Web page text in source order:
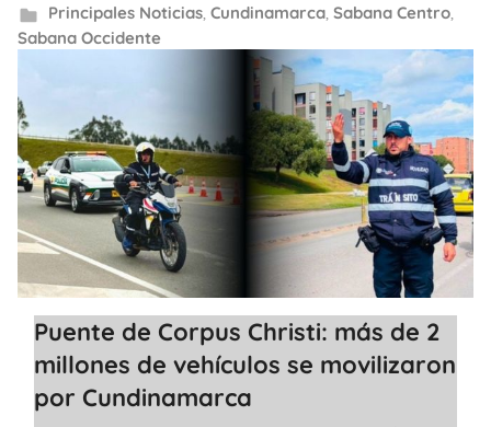
Principales Noticias, Cundinamarca, Sabana Centro,
Sabana Occidente
Puente de Corpus Christi: más de 2
millones de vehículos se movilizaron
por Cundinamarca